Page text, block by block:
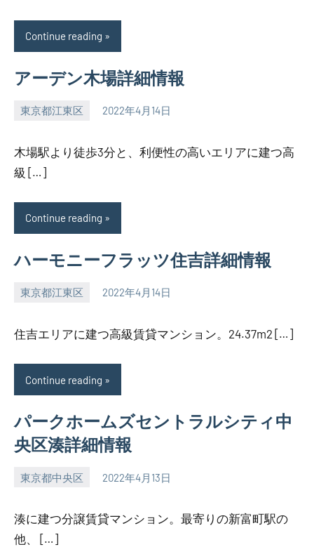
Continue reading
アーデン木場詳細情報
東京都江東区 2022年4月14日
SEZIMO
木場駅より徒歩3分と、利便性の高いエリアに建つ高
級 […]
Continue reading
ハーモニーフラッツ住吉詳細情報
東京都江東区 2022年4月14日
SEZIMO
住吉エリアに建つ高級賃貸マンション。24.37m2 […]
Continue reading
パークホームズセントラルシティ中
央区湊詳細情報
東京都中央区 2022年4月13日
SEZIMO
湊に建つ分譲賃貸マンション。最寄りの新富町駅の
他、 […]